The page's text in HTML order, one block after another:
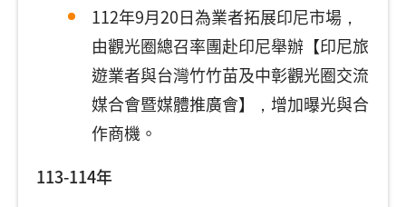
112年9月20日為業者拓展印尼市場，
由觀光圈總召率團赴印尼舉辦【印尼旅
遊業者與台灣竹竹苗及中彰觀光圈交流
媒合會暨媒體推廣會】，增加曝光與合
作商機。
113-114年